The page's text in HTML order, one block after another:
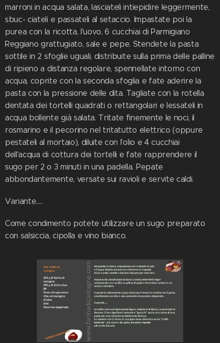
marroni in acqua salata, lasciateli intiepidire leggermente,
sbuc- ciateli e passateli al setaccio. Impastate poi la
purea con la ricotta, l'uovo, 6 cucchiai di Parmigiano
Reggiano grattugiato, sale e pepe. Stendete la pasta
sottile in 2 sfoglie uguali, distribuite sulla prima delle palline
di ripieno a distanza regolare, spennellate intorno con
acqua, coprite con la seconda sfoglia e fate aderire la
pasta con la pressione delle dita. Tagliate con la rotella
dentata dei tortelli quadrati o rettangolari e lessateli in
acqua bollente già salata. Tritate finemente le noci, il
rosmarino e il pecorino nel tritatutto elettrico (oppure
pestateli al mortaio), diluite con l'olio e 4 cucchiai
dell'acqua di cottura dei tortelli e fate rapprendere il
sugo per 2 o 3 minuti in una padella. Pepate
abbondantemente, versate sui ravioli e servite caldi.
Variante.....
Come condimento potete utilizzare un sugo preparato
con salsiccia, cipolla e vino bianco.